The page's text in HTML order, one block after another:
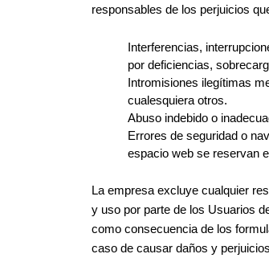
responsables de los perjuicios
Interferencias,
por deficiencias,
Intromisiones ilegítimas
cualesquiera otros.
Abuso indebido o
Errores de seguridad o
espacio web se reservan
La empresa excluye cualquier
y uso por parte de los Usuarios
como consecuencia de los
caso de causar daños y